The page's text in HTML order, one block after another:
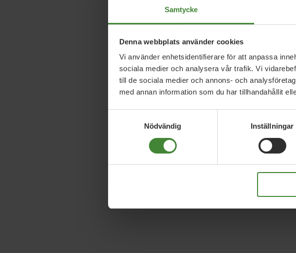
Samtycke
Denna webbplats använder cookies
Vi använder enhetsidentifierare för att anpassa
sociala medier och analysera vår trafik. Vi
till de sociala medier och annons- och
med annan information som du har tillhandahållit
Nödvändig
Inställningar